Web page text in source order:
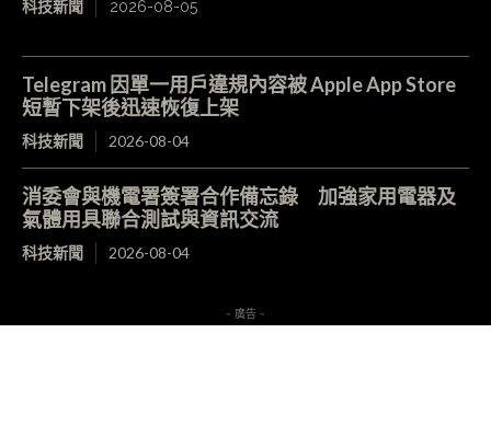
科技新聞 2026-08-05
Telegram 因單一用戶違規內容被 Apple App Store
短暫下架後迅速恢復上架
科技新聞 2026-08-04
消委會與機電署簽署合作備忘錄 加強家用電器及
氣體用具聯合測試與資訊交流
科技新聞 2026-08-04
- 廣告 -